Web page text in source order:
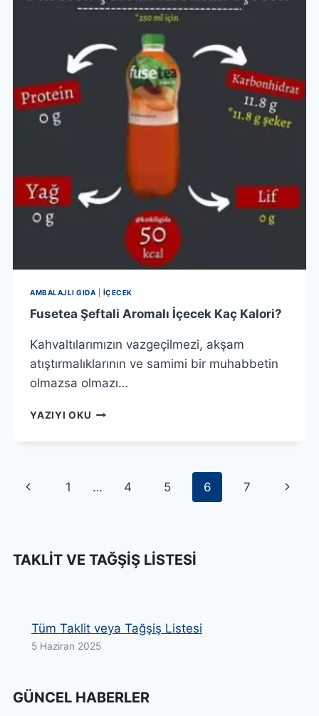
MAYASI
AMBALAJLI GIDA İÇECEK
Fusetea Şeftali Aromalı İçecek Kaç Kalori?
Kahvaltılarımızın vazgeçilmezi, akşam
atıştırmalıklarının ve samimi bir muhabbetin
olmazsa olmazı…
YAZIYI OKU FUSETEA
AROMALI
KALORI?
Page
Previous
1 … 4 5 6 7
Next
TAKLIT VE TAĞŞIŞ LISTESI
Tüm Taklit veya Tağşiş Listesi
5 Haziran 2025
GÜNCEL HABERLER